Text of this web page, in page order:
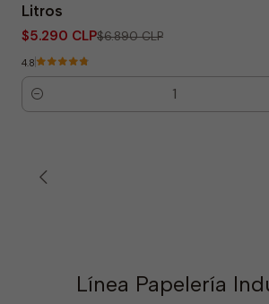
Litros
$5.290 CLP$6.890 CLP
4.8
Cantidad
Línea Papelería